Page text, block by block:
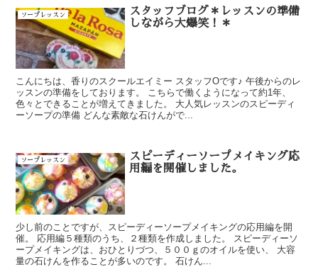
ソープレッスン
スタッフブログ＊レッスンの準備
しながら大爆笑！＊
こんにちは、香りのスクールエイミー スタッフOです♪ 午後からのレ
ッスンの準備をしております。 こちらで働くようになって約1年、
色々とできることが増えてきました。 大人気レッスンのスピーディ
ーソープの準備 どんな素敵な石けんがで...
ソープレッスン
スピーディーソープメイキング応
用編を開催しました。
少し前のことですが、スピーディーソープメイキングの応用編を開
催。 応用編５種類のうち、２種類を作成しました。 スピーディーソ
ープメイキングは、おひとりづつ、５００ｇのオイルを使い、 大容
量の石けんを作ることが多いのです。 石けん...